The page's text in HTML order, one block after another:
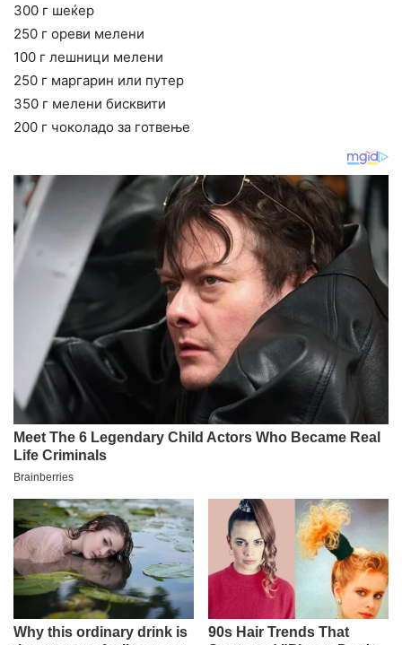
300 г шеќер
250 г ореви мелени
100 г лешници мелени
250 г маргарин или путер
350 г мелени бисквити
200 г чоколадо за готвење